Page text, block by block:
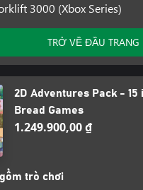
3000 (Xbox Series)
TRỞ VỀ ĐẦU TRANG
2D Adventures Pack - 15
Bread Games
1.249.900,00 ₫
trò chơi